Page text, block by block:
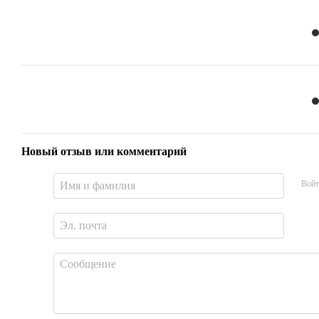
Новый отзыв или комментарий